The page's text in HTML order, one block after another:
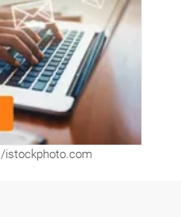
istockphoto.com